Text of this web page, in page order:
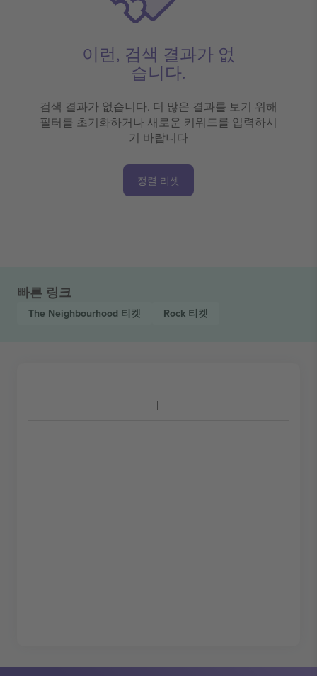
이런, 검색 결과가 없
습니다.
검색 결과가 없습니다. 더 많은 결과를 보기 위해
필터를 초기화하거나 새로운 키워드를 입력하시
기 바랍니다
정렬 리셋
빠른 링크
The Neighbourhood 티켓 Rock 티켓